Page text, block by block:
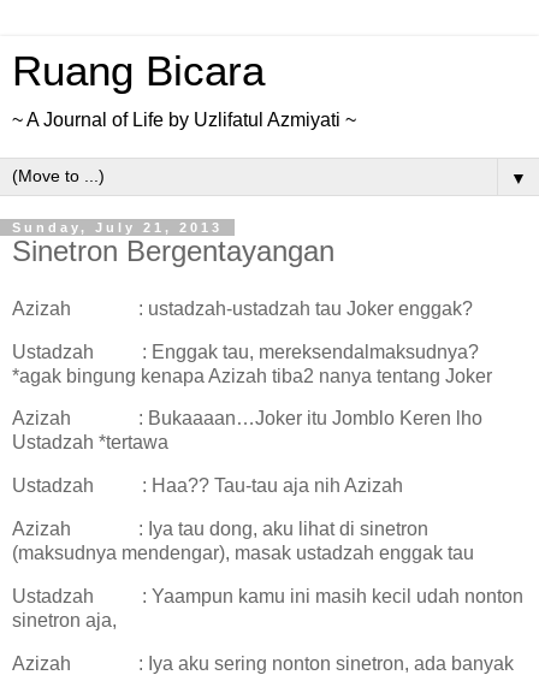
Ruang Bicara
~ A Journal of Life by Uzlifatul Azmiyati ~
▼
Sunday, July 21, 2013
Sinetron Bergentayangan
Azizah : ustadzah-ustadzah tau Joker enggak?
Ustadzah : Enggak tau, mereksendalmaksudnya?
*agak bingung kenapa Azizah tiba2 nanya tentang Joker
Azizah : Bukaaaan…Joker itu Jomblo Keren lho
Ustadzah *tertawa
Ustadzah : Haa?? Tau-tau aja nih Azizah
Azizah : Iya tau dong, aku lihat di sinetron
(maksudnya mendengar), masak ustadzah enggak tau
Ustadzah : Yaampun kamu ini masih kecil udah nonton
sinetron aja,
Azizah : Iya aku sering nonton sinetron, ada banyak